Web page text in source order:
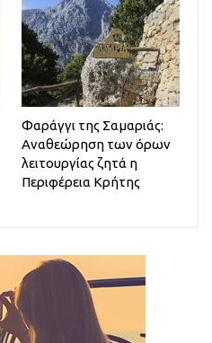
Φαράγγι της Σαμαριάς:
Αναθεώρηση των όρων
λειτουργίας ζητά η
Περιφέρεια Κρήτης